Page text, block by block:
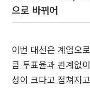
으로 바뀌어
이번 대선은 계엄으
큼 투표율과 관계없
성이 크다고 점쳐지